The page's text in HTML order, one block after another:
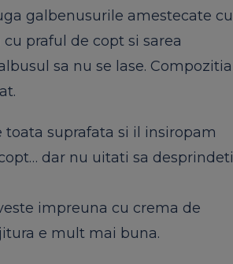
galbenusurile amestecate cu
cu praful de copt si sarea
sa nu se lase. Compozitia
suprafata si il insiropam
… dar nu uitati sa desprindeti
impreuna cu crema de
e mult mai buna.